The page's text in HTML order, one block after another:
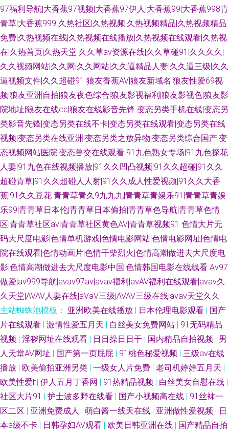
97福利导航|大香蕉97视频|大香蕉97伊人|大香蕉99|大香蕉998青
青草|大香蕉999 久热社区|久热视频|久热视频精品|久热视频精品
免费|久热视频在线|久热视频在线播放|久热视频在线观看|久热视
在|久热首页|久热天堂 久久草av资源在线|久久草碰91|久久久久|
久久视频网站|久久网|久久网站|久久逼精品人妻|久久逼三级|久久
逼视频文件|久久超碰91 狼友香蕉AV|狼友新域名|狼友性爱69视
频|狼友亚洲自拍|狼友夜色综合|狼友影视福利|狼友影视色|狼友影
院地址|狼友在线cc|狼友在线影音先锋 变态另类手机在线|变态另
类影音先锋|变态另类在线不卡|变态另类在线观看|变态另类在线
视频|变态另类在线亚洲|变态另类之放异物|变态另类综合国产|变
态视频网站医院|变态兽交在线观看 91九色熟女专场|91九色探花
人妻|91九色在线视频播放|91久久凹凸视频|91久久超碰|91久久
超碰青草|91久久超碰人人射|91久久成人性爱视频|91久久大香
蕉|91久久豆花 青青草青久9九九九|青青草青娱乐91|青青草青娱
乐99|青青草日本伦|青青草日本偷拍|青青草色导航|青青草色情
区|青青草社区av|青青草社区黄色AV|青青草视频91 色情大片无
码大尺度电影|色情单机游戏|色情电影网站|色情电影网址|色情电
院在线观看|色情动画片|色情干柴烈火|色情高潮做进去大尺度电
影|色情高潮做进去大尺度电影中国|色情韩国电影在线线看 Av97
做爱|av999导航|avav97av|avav福利|avAV福利在线观看|avav久
久天堂|AVAV人妻在线|aVaV三级|AVAV三级在线|avav天堂久久
主站蜘蛛池模板： 亚洲欧美在线播放 | 日本伦理电影观看 | 国产
片在线观看 | 激情性爱五月天 | 白丝美女免费网站 | 91无码精品
视频 | 淫秽网址在线观看 | 日日操日日干 | 国内精品自拍视频 | 男
人天堂AV网址 | 国产第一页屁屁 | 91桃色秘爱视频 | 三级av在线
播放 | 欧美偷拍亚洲另类 | 一级女人片免费 | 老司机婷婷五月天 |
欧美性爱h| 伊人五月丁香网 | 91热精品视频 | 白丝美女自慰在线 |
社区大片91 | 护士波多野在线看 | 国产小视频高在线 | 91丝袜一
区二区 | 亚洲免费成人 | 萌白酱一线天在线 | 亚洲做性爱视频 | 日
本a级不卡 | 日韩孕妇AV观看 | 欧美日韩亚洲在线 | 国产精品自拍